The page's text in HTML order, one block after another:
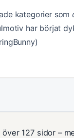
kategorier som
har börjat
127 sidor –